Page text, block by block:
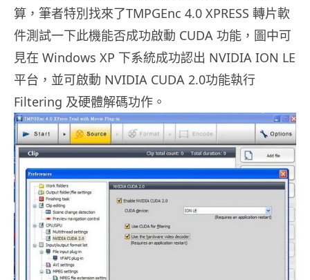
算，筆者特別找來了TMPGEnc 4.0 XPRESS 轉片軟
件測試一下此機能否成功啟動 CUDA 功能，圖中可
見在 Windows XP 下系統成功認出 NVIDIA ION LE
平台，並可啟動 NVIDIA CUDA 2.0功能執行
Filtering 及硬體解碼功作。